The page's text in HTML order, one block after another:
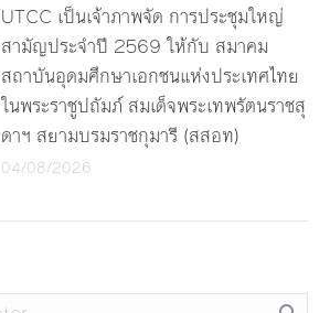
UTCC เป็นเจ้าภาพจัด การประชุมใหญ่
สามัญประจำปี 2569 ให้กับ สมาคม
สถาบันอุดมศึกษาเอกชนแห่งประเทศไทย
ในพระราชูปถัมภ์ สมเด็จพระเทพรัตนราชสุ
ดาฯ สยามบรมราชกุมารี (สสอท)
04/08/2026